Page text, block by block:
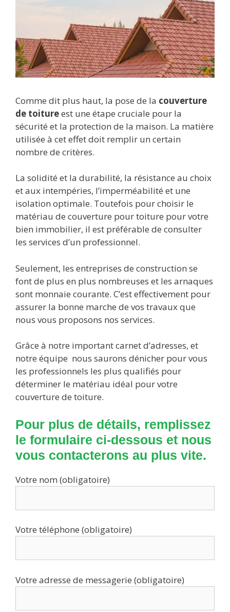
Comme dit plus haut, la pose de la couverture
de toitureest une étape cruciale pour la
sécurité et la protection de la maison. La matière
utilisée à cet effet doit remplir un certain
nombre de critères.
La solidité et la durabilité, la résistance au choix
et aux intempéries, l’imperméabilité et une
isolation optimale. Toutefois pourchoisir le
matériau de couverture pour toiture pour votre
bien immobilier, il est préférable de consulter
les services d’un professionnel.
Seulement, les entreprises de construction se
font de plus en plus nombreuses et les arnaques
sont monnaie courante. C’est effectivement pour
assurer la bonne marche de vos travaux que
nous vous proposons nos services.
Grâce à notre important carnet d’adresses, et
notre équipe nous saurons dénicher pour vous
les professionnels les plus qualifiés pour
déterminer le matériau idéal pour votre
couverture de toiture.
Pour plus de détails, remplissez
le formulaire ci-dessous et nous
vous contacterons au plus vite.
Votre nom (obligatoire)
Votre téléphone (obligatoire)
Votre adresse de messagerie (obligatoire)